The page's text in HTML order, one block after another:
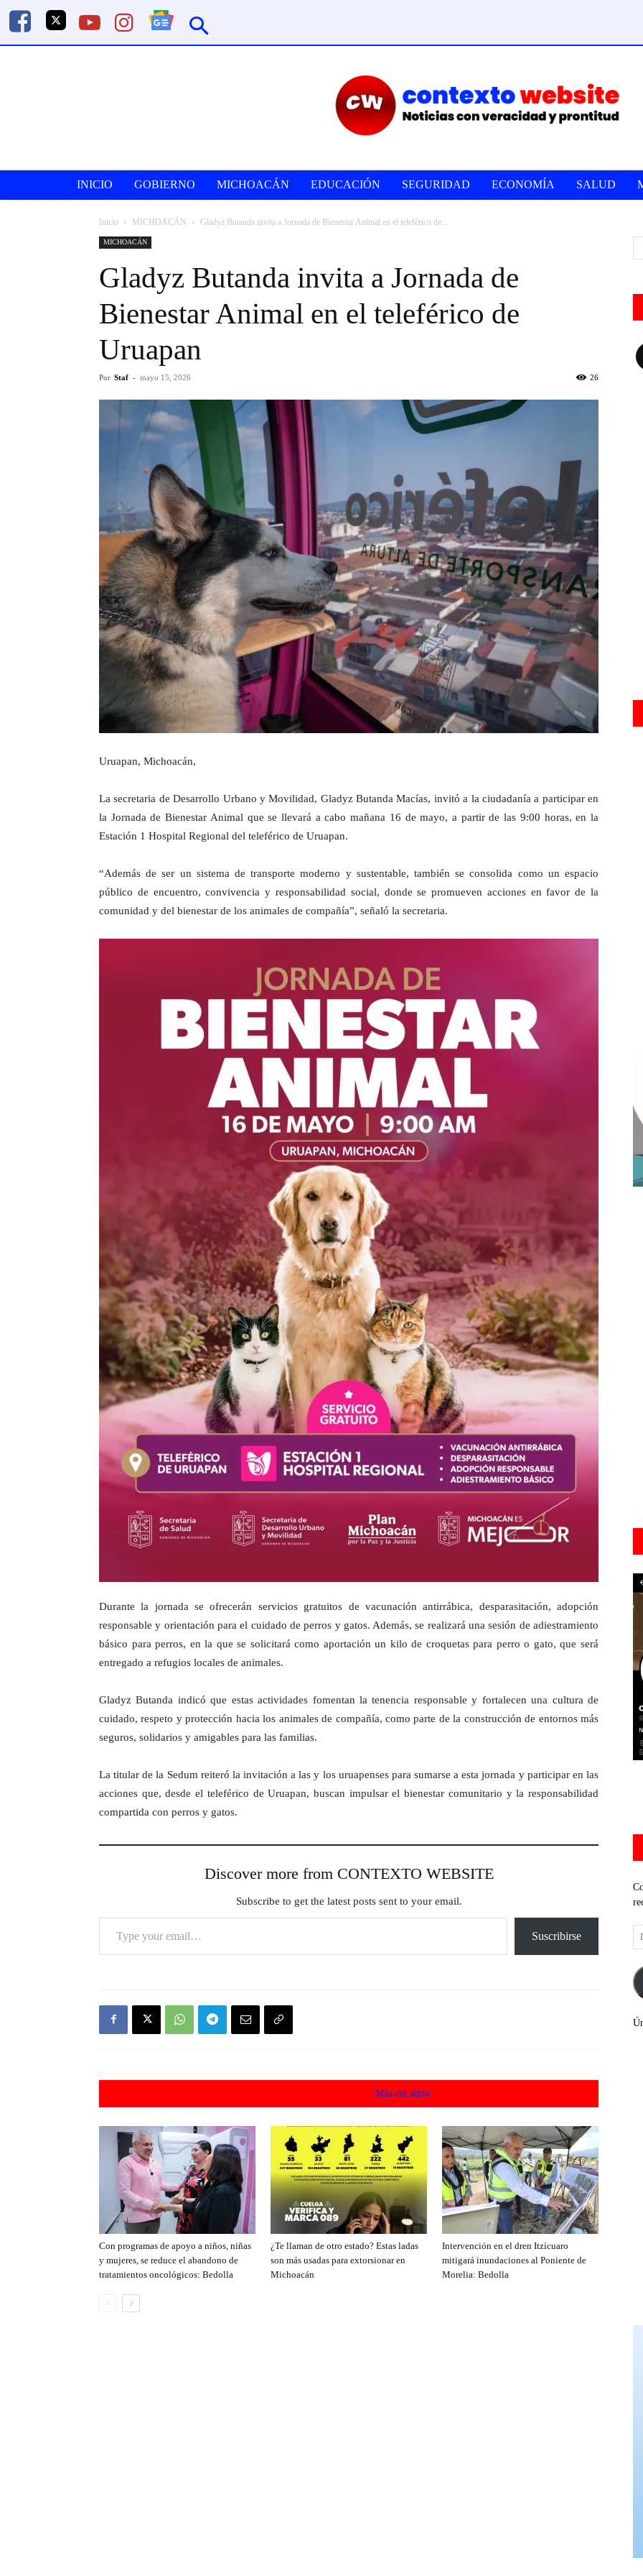
INICIO GOBIERNO MICHOACÁN EDUCACIÓN SEGURIDAD ECONOMÍA SALUD
Inicio MICHOACÁN Gladyz Butanda invita a Jornada de Bienestar Animal en el teleférico de...
MICHOACÁN
Gladyz Butanda invita a Jornada de
Bienestar Animal en el teleférico de
Uruapan
Por Staf - mayo 15, 2026 26
Uruapan, Michoacán,
La secretaria de Desarrollo Urbano y Movilidad, Gladyz Butanda Macías, invitó a la ciudadanía a participar en
la Jornada de Bienestar Animal que se llevará a cabo mañana 16 de mayo, a partir de las 9:00 horas, en la
Estación 1 Hospital Regional del teleférico de Uruapan.
“Además de ser un sistema de transporte moderno y sustentable, también se consolida como un espacio
público de encuentro, convivencia y responsabilidad social, donde se promueven acciones en favor de la
comunidad y del bienestar de los animales de compañía”, señaló la secretaria.
Durante la jornada se ofrecerán servicios gratuitos de vacunación antirrábica, desparasitación, adopción
responsable y orientación para el cuidado de perros y gatos. Además, se realizará una sesión de adiestramiento
básico para perros, en la que se solicitará como aportación un kilo de croquetas para perro o gato, que será
entregado a refugios locales de animales.
Gladyz Butanda indicó que estas actividades fomentan la tenencia responsable y fortalecen una cultura de
cuidado, respeto y protección hacia los animales de compañía, como parte de la construcción de entornos más
seguros, solidarios y amigables para las familias.
La titular de la Sedum reiteró la invitación a las y los uruapenses para sumarse a esta jornada y participar en las
acciones que, desde el teleférico de Uruapan, buscan impulsar el bienestar comunitario y la responsabilidad
compartida con perros y gatos.
Discover more from CONTEXTO WEBSITE
Subscribe to get the latest posts sent to your email.
Type your email…
Suscribirse
Más del autor
Con programas de apoyo a niños, niñas
y mujeres, se reduce el abandono de
tratamientos oncológicos: Bedolla
¿Te llaman de otro estado? Estas ladas
son más usadas para extorsionar en
Michoacán
Intervención en el dren Itzícuaro
mitigará inundaciones al Poniente de
Morelia: Bedolla
de